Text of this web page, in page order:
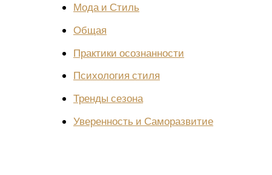
Мода и Стиль
Общая
Практики осознанности
Психология стиля
Тренды сезона
Уверенность и Саморазвитие